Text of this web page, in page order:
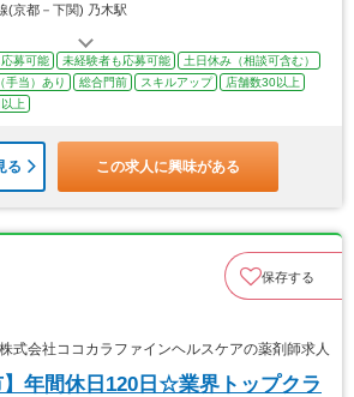
(京都－下関) 乃木駅
募可能 未経験者も応募可能
土日休み（相談可含む）
手当）あり 総合門前 スキルアップ
店舗数30以上
上
る この求人に興味がある
保存する
式会社ココカラファインヘルスケアの薬剤師求人
】年間休日120日☆業界トップクラ